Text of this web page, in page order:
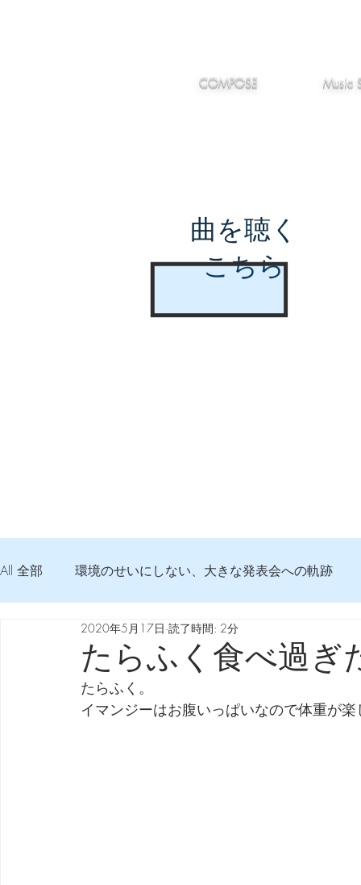
COMPOSE Music
曲を聴く
こちら
All 全部 環境のせいにしない、大きな発表会への軌跡
弦交換の記録 DTM 始める 知っておきたいコト
Imanjy Studio 使われているモノ 食べんじーの美味
たらふく食べ過ぎ
2020年5月17日 読了時間: 2分
たらふく。
イマンジーはお腹いっぱいなので体重が